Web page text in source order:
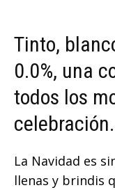
Tinto,
0.0%, una
todos los
celebración.
La Navidad es
llenas y brindis